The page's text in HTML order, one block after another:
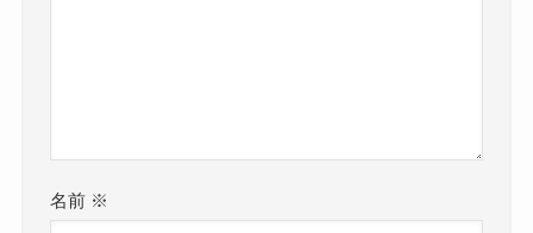
名前 ※